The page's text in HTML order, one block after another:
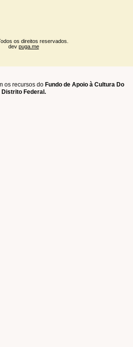
os direitos reservados.
dev puga.me
os recursos do Fundo de Apoio à Cultura Do
Distrito Federal.